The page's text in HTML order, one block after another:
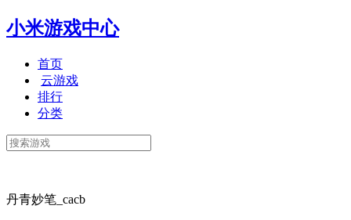
小米游戏中心
首页
云游戏
排行
分类
丹青妙笔_cacb